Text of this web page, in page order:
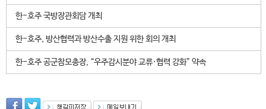
한-호주 국방장관회담 개최
한-호주, 방산협력과 방산수출 지원 위한 회의 개최
한-호주 공군참모총장, “우주감시분야 교류·협력 강화” 약속